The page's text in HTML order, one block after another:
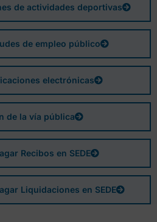
de actividades deportivas
de empleo público
electrónicas
de la vía pública
Recibos en SEDE
Liquidaciones en SEDE